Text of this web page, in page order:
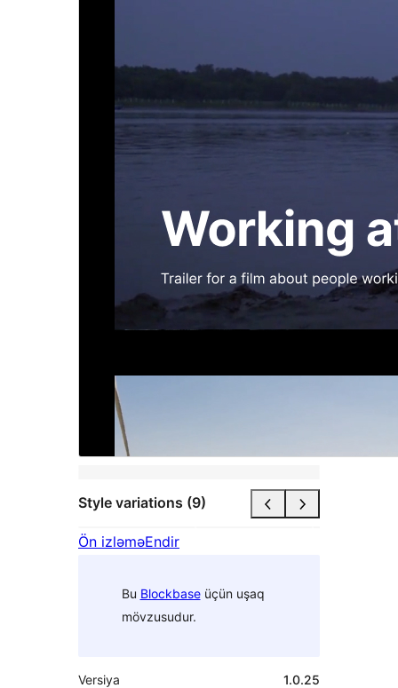
Style variations (9)
Ön izləməEndir
Bu Blockbaseüçün uşaq
mövzusudur.
Versiya
1.0.25